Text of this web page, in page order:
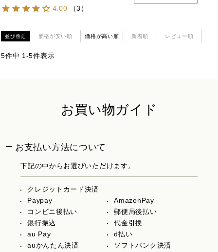
4.00
（3 ）
並び替え 価格が安い順 価格が高い順 新着順 レビュー順
5件中 1-5件表示
お買い物ガイド
お支払い方法について
下記の中からお選びいただけます。
クレジットカード決済
Paypay
AmazonPay
コンビニ後払い
郵便局後払い
銀行振込
代金引換
au Pay
d払い
auかんたん決済
ソフトバンク決済